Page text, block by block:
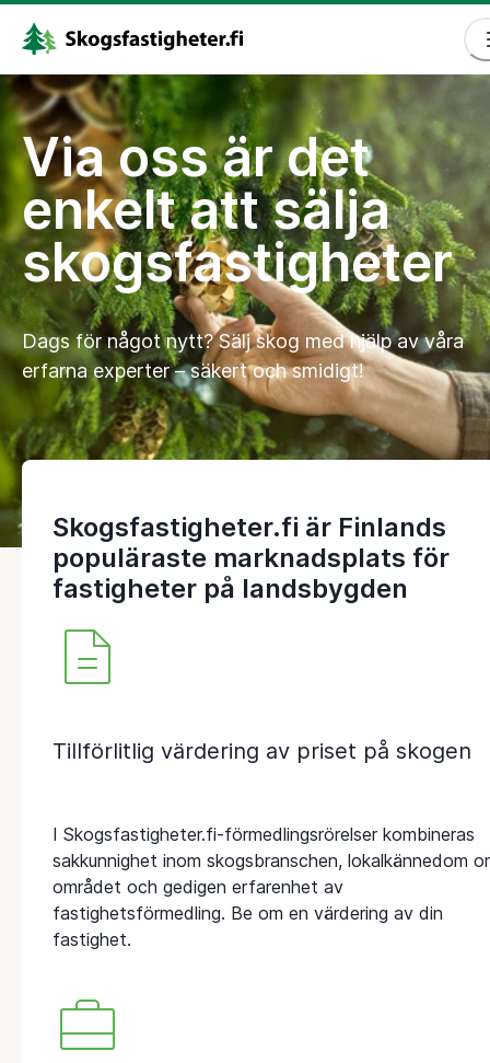
Via oss är det
enkelt att sälja
skogsfastigheter
Dags för något nytt? Sälj skog med hjälp av våra
erfarna experter – säkert och smidigt!
Skogsfastigheter.fi är Finlands
populäraste marknadsplats för
fastigheter på landsbygden
Tillförlitlig värdering av priset på skogen
I Skogsfastigheter.fi-förmedlingsrörelser kombineras
sakkunnighet inom skogsbranschen, lokalkännedom
området och gedigen erfarenhet av
fastighetsförmedling. Be om en värdering av din
fastighet.